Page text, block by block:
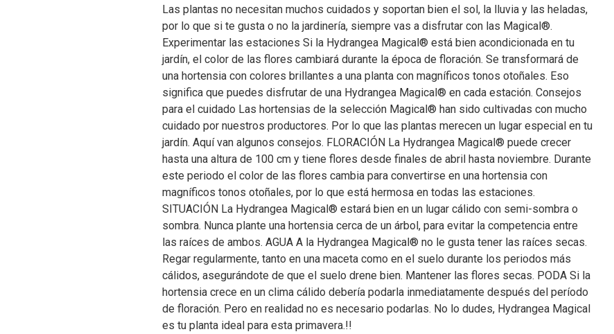
Las plantas no necesitan muchos cuidados y soportan bien el sol, la lluvia y las heladas,
por lo que si te gusta o no la jardinería, siempre vas a disfrutar con las Magical®.
Experimentar las estaciones Si la Hydrangea Magical® está bien acondicionada en tu
jardín, el color de las flores cambiará durante la época de floración. Se transformará de
una hortensia con colores brillantes a una planta con magníficos tonos otoñales. Eso
significa que puedes disfrutar de una Hydrangea Magical® en cada estación. Consejos
para el cuidado Las hortensias de la selección Magical® han sido cultivadas con mucho
cuidado por nuestros productores. Por lo que las plantas merecen un lugar especial en tu
jardín. Aquí van algunos consejos. FLORACIÓN La Hydrangea Magical® puede crecer
hasta una altura de 100 cm y tiene flores desde finales de abril hasta noviembre. Durante
este periodo el color de las flores cambia para convertirse en una hortensia con
magníficos tonos otoñales, por lo que está hermosa en todas las estaciones.
SITUACIÓN La Hydrangea Magical® estará bien en un lugar cálido con semi-sombra o
sombra. Nunca plante una hortensia cerca de un árbol, para evitar la competencia entre
las raíces de ambos. AGUA A la Hydrangea Magical® no le gusta tener las raíces secas.
Regar regularmente, tanto en una maceta como en el suelo durante los periodos más
cálidos, asegurándote de que el suelo drene bien. Mantener las flores secas. PODA Si la
hortensia crece en un clima cálido debería podarla inmediatamente después del período
de floración. Pero en realidad no es necesario podarlas. No lo dudes, Hydrangea Magical
es tu planta ideal para esta primavera.!!